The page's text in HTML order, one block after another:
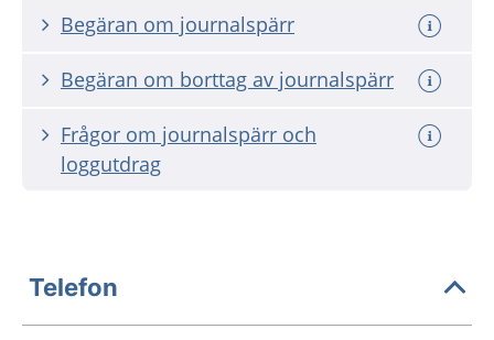
Begäran om journalspärr
Begäran om borttag av journalspärr
Frågor om journalspärr och
loggutdrag
Telefon